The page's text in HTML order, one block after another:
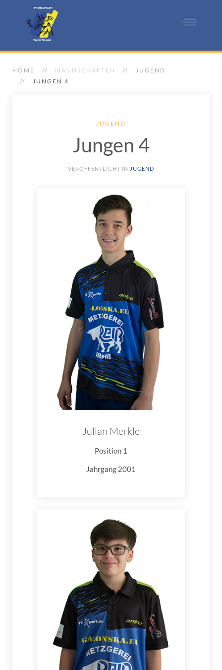
HOME MANNSCHAFTEN
JUGEND
JUNGEN 4
JUGEND
Jungen 4
VERÖFFENTLICHT IN JUGEND
Julian Merkle
Position 1
Jahrgang 2001